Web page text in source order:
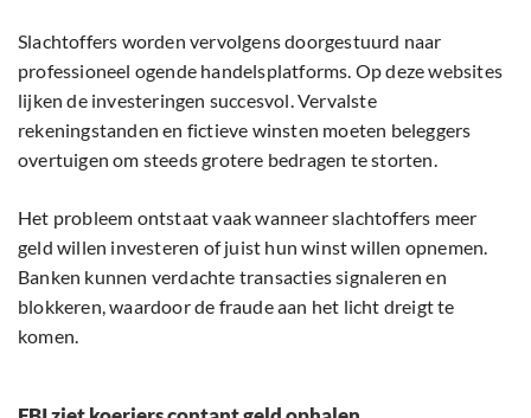
Slachtoffers worden vervolgens doorgestuurd naar
professioneel ogende handelsplatforms. Op deze websites
lijken de investeringen succesvol. Vervalste
rekeningstanden en fictieve winsten moeten beleggers
overtuigen om steeds grotere bedragen te storten.
Het probleem ontstaat vaak wanneer slachtoffers meer
geld willen investeren of juist hun winst willen opnemen.
Banken kunnen verdachte transacties signaleren en
blokkeren, waardoor de fraude aan het licht dreigt te
komen.